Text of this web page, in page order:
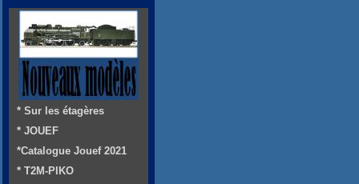
* Sur les étagères
* JOUEF
*Catalogue Jouef 2021
* T2M-PIKO